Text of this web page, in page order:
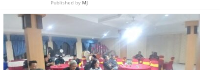
Published by MJ